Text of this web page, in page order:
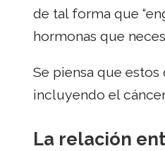
de tal forma que
hormonas que
Se piensa que
incluyendo el
La relación